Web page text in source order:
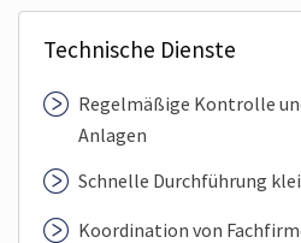
Technische Dienste
Regelmäßige Kontrolle
Anlagen
Schnelle Durchführung
Koordination von